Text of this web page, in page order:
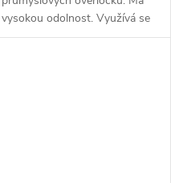
vysokou odolnost. Využívá se
na lemování, přišívání, sešívání